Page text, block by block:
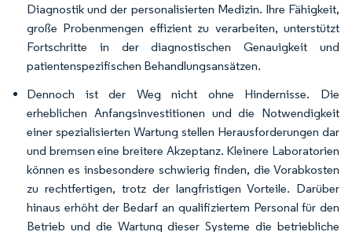
Diagnostik und der personalisierten Medizin. Ihre Fähigkeit,
große Probenmengen effizient zu verarbeiten, unterstützt
Fortschritte in der diagnostischen Genauigkeit und
patientenspezifischen Behandlungsansätzen.
Dennoch ist der Weg nicht ohne Hindernisse. Die
erheblichen Anfangsinvestitionen und die Notwendigkeit
einer spezialisierten Wartung stellen Herausforderungen dar
und bremsen eine breitere Akzeptanz. Kleinere Laboratorien
können es insbesondere schwierig finden, die Vorabkosten
zu rechtfertigen, trotz der langfristigen Vorteile. Darüber
hinaus erhöht der Bedarf an qualifiziertem Personal für den
Betrieb und die Wartung dieser Systeme die betriebliche